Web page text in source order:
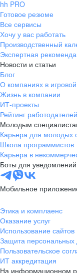
hh PRO
Готовое резюме
Все сервисы
Хочу у вас работать
Производственный
Экспертная
Новости и статьи
Блог
О компаниях в
Жизнь в компании
ИТ-проекты
Рейтинг
Молодым
Карьера для молодых
Школа программистов
Карьера в
Боты для уведомлений
Мобильное
Этика и комплаенс
Оказание услуг
Использование сайтов
Защита персональных
Пользовательское
ИТ аккредитация
На информационном